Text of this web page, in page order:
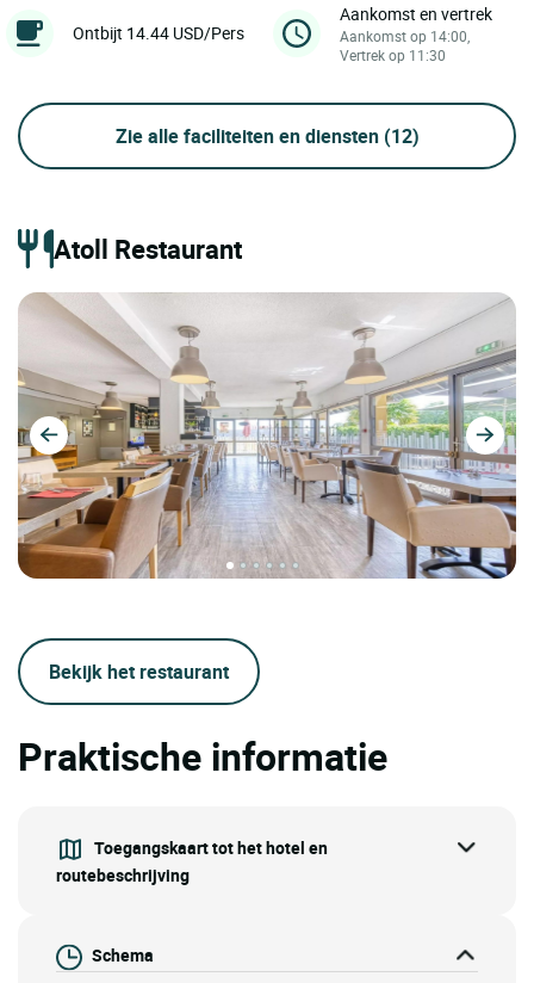
Ontbijt 14.44 USD/Pers
Aankomst en vertrek
Aankomst op 14:00,
Vertrek op 11:30
Zie alle faciliteiten en diensten (12)
Atoll Restaurant
Bekijk het restaurant
Praktische informatie
Toegangskaart tot het hotel en
routebeschrijving
Schema